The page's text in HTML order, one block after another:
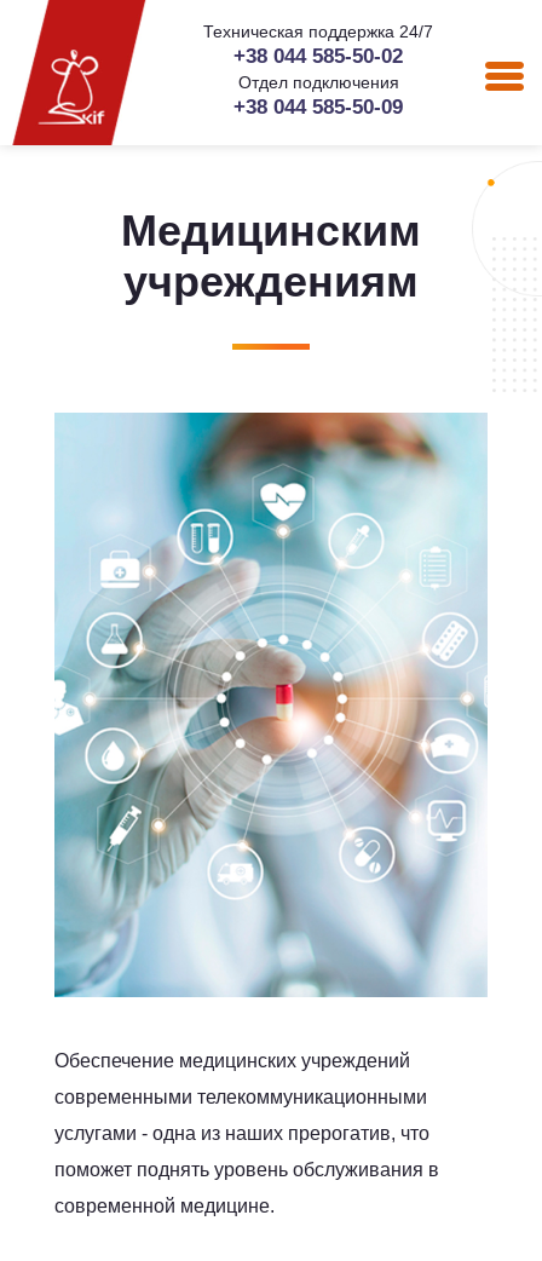
Техническая поддержка 24/7
+38 044 585-50-02
Отдел подключения
+38 044 585-50-09
Медицинским
учреждениям
Обеспечение медицинских учреждений
современными телекоммуникационными
услугами - одна из наших прерогатив, что
поможет поднять уровень обслуживания в
современной медицине.